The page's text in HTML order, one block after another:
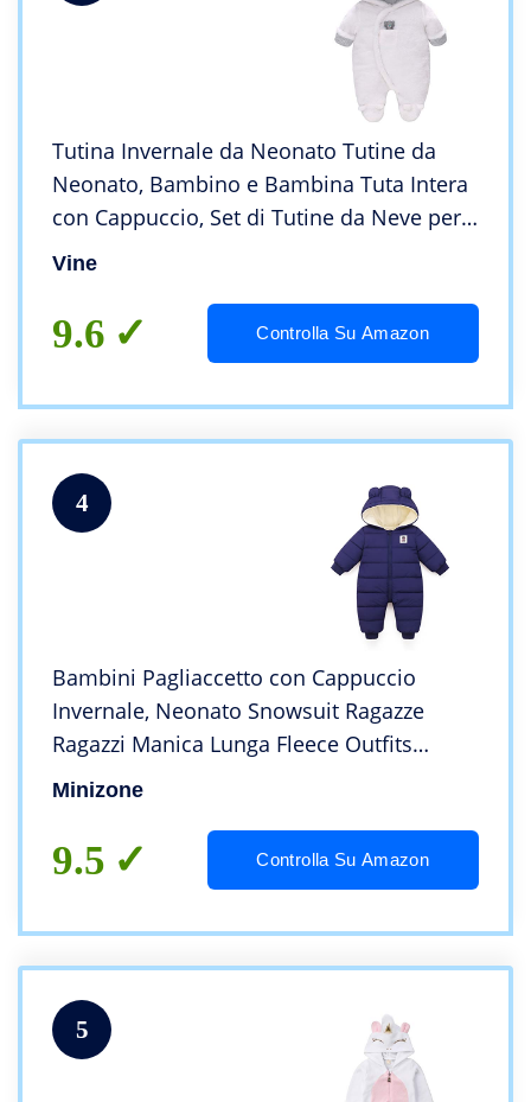
Tutina Invernale da Neonato Tutine da
Neonato, Bambino e Bambina Tuta Intera
con Cappuccio, Set di Tutine da Neve per
Bambini Spesse e Calde,Bianco 0-3 Mesi
Vine
9.6 Controlla Su Amazon
4
Bambini Pagliaccetto con Cappuccio
Invernale, Neonato Snowsuit Ragazze
Ragazzi Manica Lunga Fleece Outfits
Outwear Vestiti Pigiama Regalo 3-6
Minizone
9.5 Controlla Su Amazon
5